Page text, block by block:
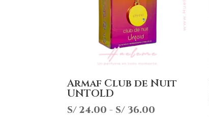
Armaf Club de Nuit
UNTOLD
S/ 24.00 - S/ 36.00